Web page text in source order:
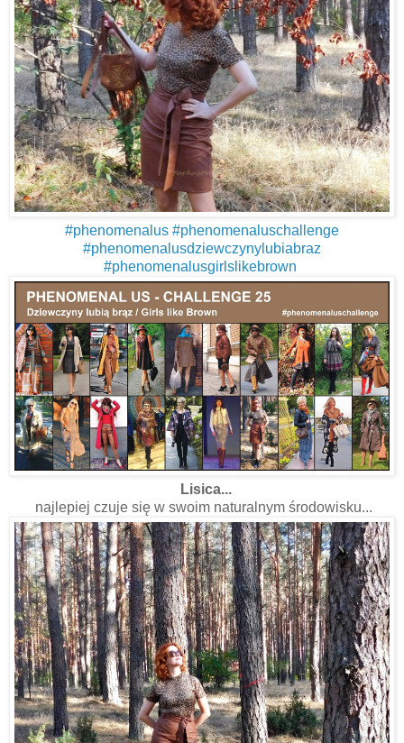
#phenomenalus #phenomenaluschallenge
#phenomenalusdziewczynylubiabraz
#phenomenalusgirlslikebrown
Lisica...
najlepiej czuje się w swoim naturalnym środowisku...